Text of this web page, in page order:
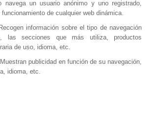
navega un usuario anónimo y uno registrado,
de cualquier web dinámica.
información sobre el tipo de navegación
las secciones que más utiliza, productos
de uso, idioma, etc.
publicidad en función de su navegación,
idioma, etc.